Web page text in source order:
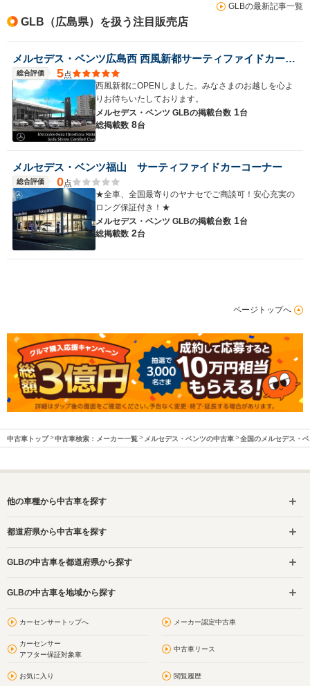
GLBの最新記事一覧
GLB（広島県）を扱う注目販売店
メルセデス・ベンツ広島西 西風新都サーティファイドカーセンター
総合評価 5点
西風新都にOPENしました。みなさまのお越しを心よ
りお待ちいたしております。
メルセデス・ベンツ GLBの掲載台数 1台
総掲載数 8台
メルセデス・ベンツ福山 サーティファイドカーコーナー
総合評価 0点
★全車、全国最寄りのヤナセでご商談可！安心充実の
ロング保証付き！★
メルセデス・ベンツ GLBの掲載台数 1台
総掲載数 2台
ページトップへ
中古車トップ 中古車検索：メーカー一覧 メルセデス・ベンツの中古車 全国のメルセデス・
他の車種から中古車を探す
都道府県から中古車を探す
GLBの中古車を都道府県から探す
GLBの中古車を地域から探す
カーセンサートップへ メーカー認定中古車
カーセンサー
アフター保証対象車
中古車リース
お気に入り 閲覧履歴